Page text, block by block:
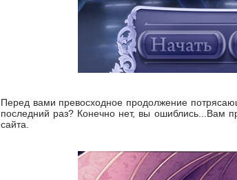
Перед вами превосходное продолжение
последний раз? Конечно нет, вы ошиблись...Вам
сайта.